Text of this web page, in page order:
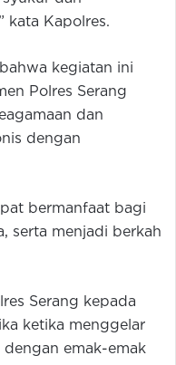
kata Kapolres.
kegiatan ini
Polres Serang
dan
dengan
bermanfaat bagi
serta menjadi berkah
Serang kepada
ketika menggelar
emak-emak